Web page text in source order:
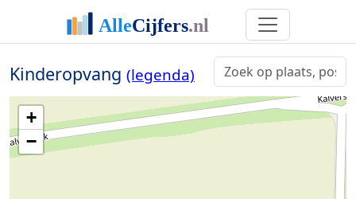
Kinderopvang (legenda)
+
−